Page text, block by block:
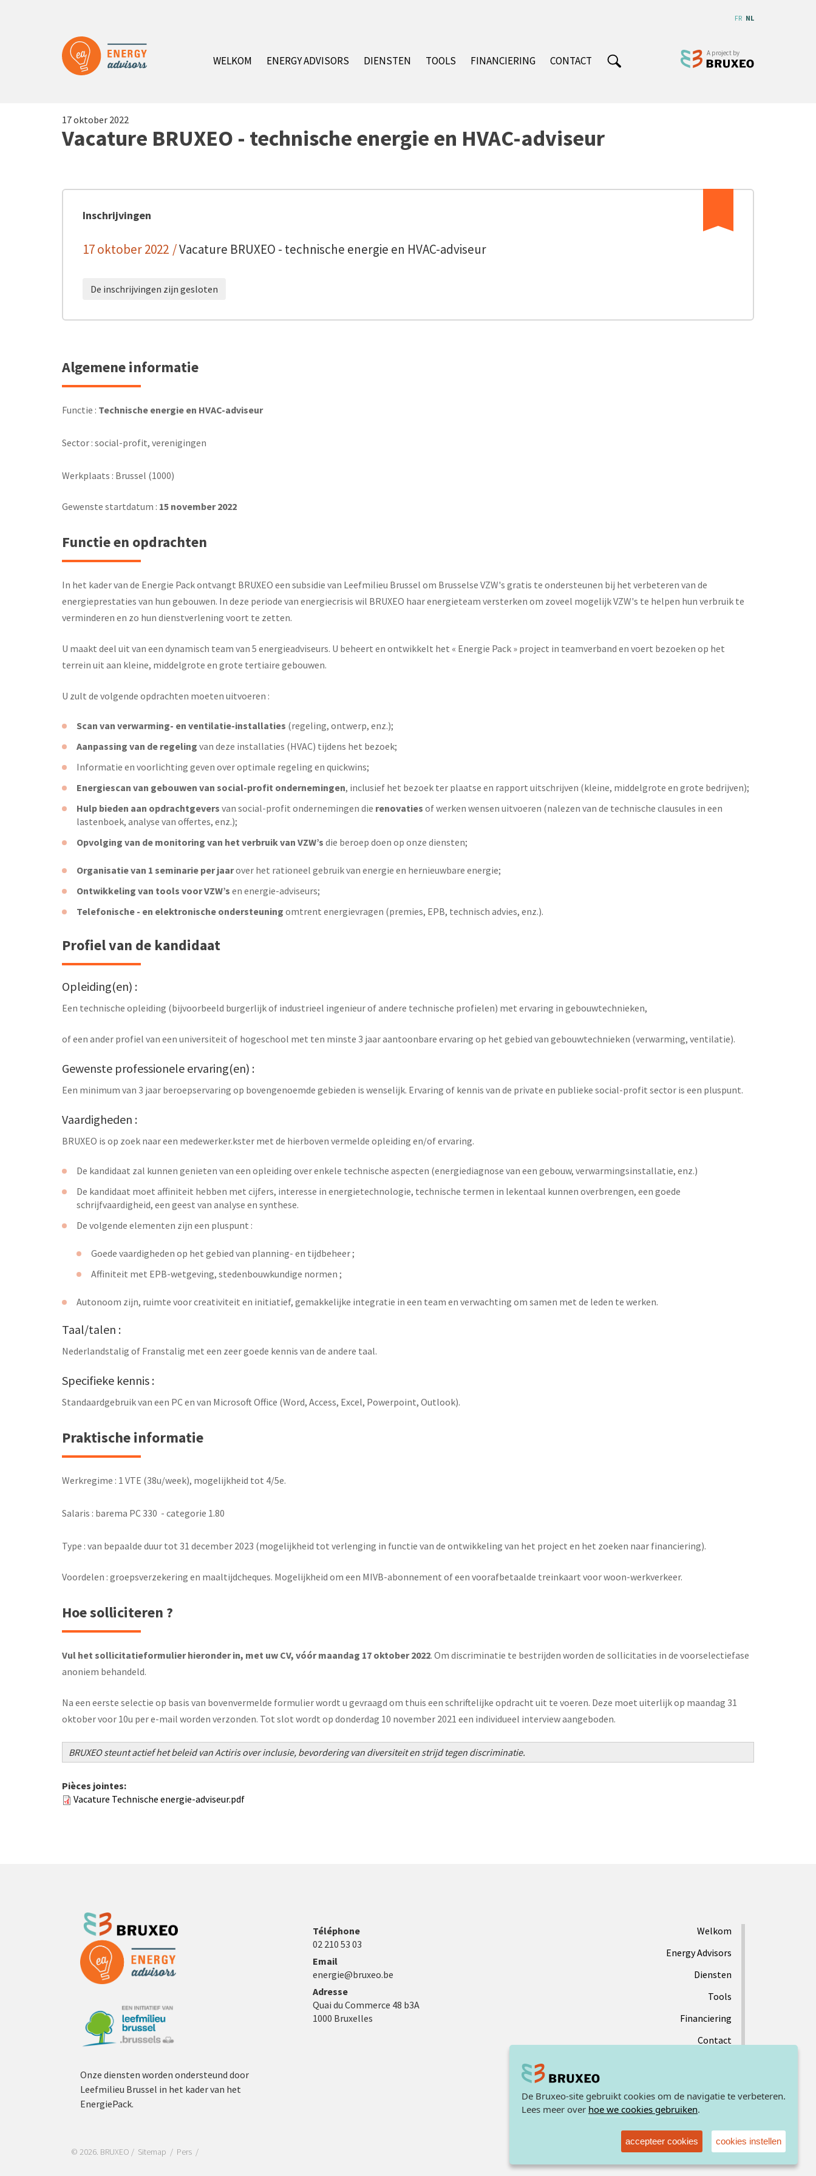
FR NL
WELKOM ENERGY ADVISORS DIENSTEN TOOLS FINANCIERING CONTACT
17 oktober 2022
Vacature BRUXEO - technische energie en HVAC-adviseur
Inschrijvingen
17 oktober 2022 /Vacature BRUXEO - technische energie en HVAC-adviseur
De inschrijvingen zijn gesloten
Algemene informatie
Functie : Technische energie en HVAC-adviseur
Sector : social-profit, verenigingen
Werkplaats : Brussel (1000)
Gewenste startdatum : 15 november 2022
Functie en opdrachten
In het kader van de Energie Pack ontvangt BRUXEO een subsidie van Leefmilieu Brussel om Brusselse VZW's gratis te ondersteunen bij het verbeteren van de
energieprestaties van hun gebouwen. In deze periode van energiecrisis wil BRUXEO haar energieteam versterken om zoveel mogelijk VZW's te helpen hun verbruik te
verminderen en zo hun dienstverlening voort te zetten.
U maakt deel uit van een dynamisch team van 5 energieadviseurs. U beheert en ontwikkelt het « Energie Pack » project in teamverband en voert bezoeken op het
terrein uit aan kleine, middelgrote en grote tertiaire gebouwen.
U zult de volgende opdrachten moeten uitvoeren :
Scan van verwarming- en ventilatie-installaties (regeling, ontwerp, enz.);
Aanpassing van de regeling van deze installaties (HVAC) tijdens het bezoek;
Informatie en voorlichting geven over optimale regeling en quickwins;
Energiescan van gebouwen van social-profit ondernemingen, inclusief het bezoek ter plaatse en rapport uitschrijven (kleine, middelgrote en grote bedrijven);
Hulp bieden aan opdrachtgevers van social-profit ondernemingen die renovaties of werken wensen uitvoeren (nalezen van de technische clausules in een
lastenboek, analyse van offertes, enz.);
Opvolging van de monitoring van het verbruik van VZW’s die beroep doen op onze diensten;
Organisatie van 1 seminarie per jaarover het rationeel gebruik van energie en hernieuwbare energie;
Ontwikkeling van tools voor VZW’s en energie-adviseurs;
Telefonische - en elektronische ondersteuning omtrent energievragen (premies, EPB, technisch advies, enz.).
Profiel van de kandidaat
Opleiding(en) :
Een technische opleiding (bijvoorbeeld burgerlijk of industrieel ingenieur of andere technische profielen) met ervaring in gebouwtechnieken,
of een ander profiel van een universiteit of hogeschool met ten minste 3 jaar aantoonbare ervaring op het gebied van gebouwtechnieken (verwarming, ventilatie).
Gewenste professionele ervaring(en) :
Een minimum van 3 jaar beroepservaring op bovengenoemde gebieden is wenselijk. Ervaring of kennis van de private en publieke social-profit sector is een pluspunt.
Vaardigheden :
BRUXEO is op zoek naar een medewerker.kster met de hierboven vermelde opleiding en/of ervaring.
De kandidaat zal kunnen genieten van een opleiding over enkele technische aspecten (energiediagnose van een gebouw, verwarmingsinstallatie, enz.)
De kandidaat moet affiniteit hebben met cijfers, interesse in energietechnologie, technische termen in lekentaal kunnen overbrengen, een goede
schrijfvaardigheid, een geest van analyse en synthese.
De volgende elementen zijn een pluspunt :
Goede vaardigheden op het gebied van planning- en tijdbeheer ;
Affiniteit met EPB-wetgeving, stedenbouwkundige normen ;
Autonoom zijn, ruimte voor creativiteit en initiatief, gemakkelijke integratie in een team en verwachting om samen met de leden te werken.
Taal/talen :
Nederlandstalig of Franstalig met een zeer goede kennis van de andere taal.
Specifieke kennis :
Standaardgebruik van een PC en van Microsoft Office (Word, Access, Excel, Powerpoint, Outlook).
Praktische informatie
Werkregime : 1 VTE (38u/week), mogelijkheid tot 4/5e.
Salaris : barema PC 330 - categorie 1.80
Type : van bepaalde duur tot 31 december 2023 (mogelijkheid tot verlenging in functie van de ontwikkeling van het project en het zoeken naar financiering).
Voordelen : groepsverzekering en maaltijdcheques. Mogelijkheid om een MIVB-abonnement of een voorafbetaalde treinkaart voor woon-werkverkeer.
Hoe solliciteren ?
Vul het sollicitatieformulier hieronder in, met uw CV, vóór maandag 17 oktober 2022. Om discriminatie te bestrijden worden de sollicitaties in de voorselectiefase
anoniem behandeld.
Na een eerste selectie op basis van bovenvermelde formulier wordt u gevraagd om thuis een schriftelijke opdracht uit te voeren. Deze moet uiterlijk op maandag 31
oktober voor 10u per e-mail worden verzonden. Tot slot wordt op donderdag 10 november 2021 een individueel interview aangeboden.
BRUXEO steunt actief het beleid van Actiris over inclusie, bevordering van diversiteit en strijd tegen discriminatie.
Pièces jointes:
Vacature Technische energie-adviseur.pdf
Onze diensten worden ondersteund door
Leefmilieu Brussel in het kader van het
EnergiePack.
Téléphone
02 210 53 03
Email
energie@bruxeo.be
Adresse
Quai du Commerce 48 b3A
1000 Bruxelles
Welkom
Energy Advisors
Diensten
Tools
Financiering
Contact
© 2026. BRUXEO / Sitemap Pers Taylor made by BURO13
Privé leven
De Bruxeo-site gebruikt cookies om de navigatie te verbeteren.
Lees meer over hoe we cookies gebruiken.
accepteer cookies cookies instellen